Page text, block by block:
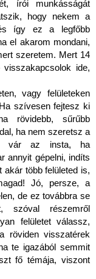
írói munkásságát
hogy nekem a
így ez a legfőbb
el akarom mondani,
szeretem. Mert 14
ide,
vagy felületeken
szívesen fejtesz ki
rövidebb, sűrűbb
ha nem szeretsz a
vár az insta, ha
annyit gépelni, indíts
akár több felületed is,
Jó, persze, a
de ez továbbra se
szóval részemről
felületet válassz,
röviden visszatérek
te igazából semmit
fő témája, viszont